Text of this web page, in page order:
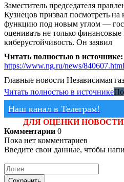
Заместитель председателя
Кузнецов призвал посмотреть
функцию под новым углом —
оценивать не только финансовые
киберустойчивость. Он заявил
Читать полностью в источнике:
https://www.ng.ru/news/840607.html
Главные новости Независимая
Читать полностью в источнике
Наш канал в Телеграм!
ДЛЯ ОЦЕНКИ
Комментарии 0
Пока нет комментариев
Введите свои данные, чтобы